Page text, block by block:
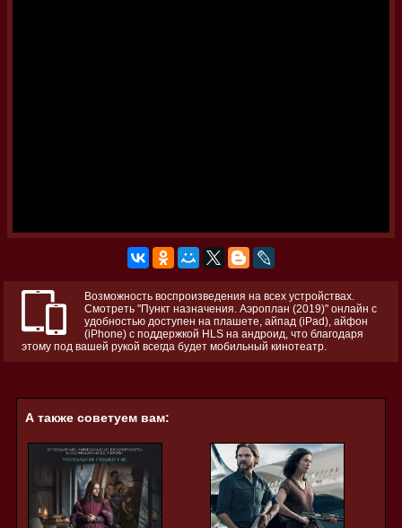
Возможность воспроизведения на всех устройствах.
Смотреть "Пункт назначения. Аэроплан (2019)" онлайн с
удобностью доступен на плашете, айпад (iPad), айфон
(iPhone) с поддержкой HLS на андроид, что благодаря
этому под вашей рукой всегда будет мобильный кинотеатр.
А также советуем вам: